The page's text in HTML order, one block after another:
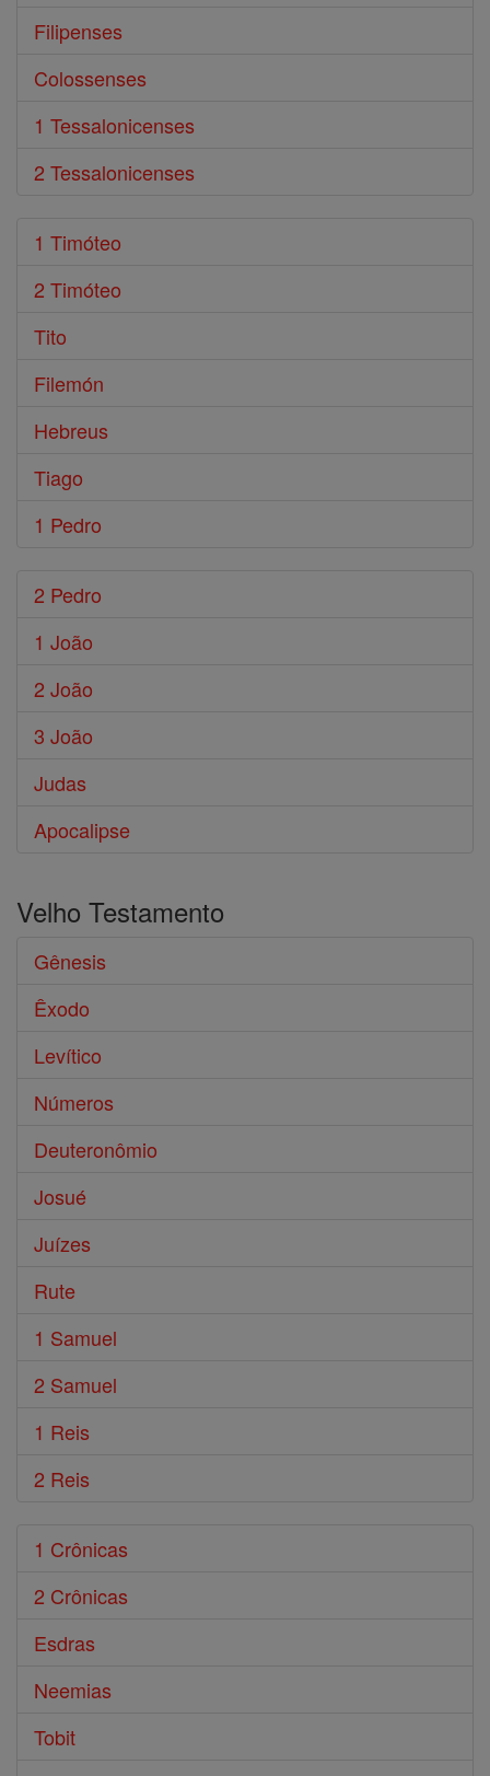
Filipenses
Colossenses
1 Tessalonicenses
2 Tessalonicenses
1 Timóteo
2 Timóteo
Tito
Filemón
Hebreus
Tiago
1 Pedro
2 Pedro
1 João
2 João
3 João
Judas
Apocalipse
Velho Testamento
Gênesis
Êxodo
Levítico
Números
Deuteronômio
Josué
Juízes
Rute
1 Samuel
2 Samuel
1 Reis
2 Reis
1 Crônicas
2 Crônicas
Esdras
Neemias
Tobit